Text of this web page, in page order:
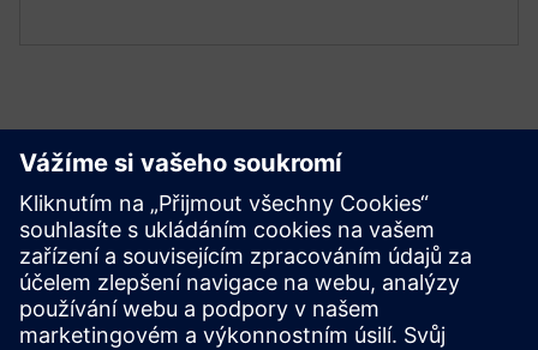
Začít
Kontaktujte nás